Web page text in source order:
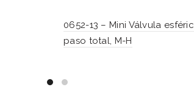
0652-13 – Mini Válvula
paso total, M-H